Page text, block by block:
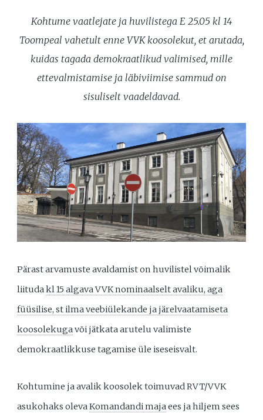
Kohtume vaatlejate ja huvilistega E 25.05 kl 14
Toompeal vahetult enne VVK koosolekut, et arutada,
kuidas tagada demokraatlikud valimised, mille
ettevalmistamise ja läbiviimise sammud on
sisuliselt vaadeldavad.
Pärast arvamuste avaldamist on huvilistel võimalik
liitudakl 15 algava VVK nominaalselt avaliku, aga
füüsilise, st ilma veebiülekande ja järelvaatamiseta
koosolekuga või jätkata arutelu valimiste
demokraatlikkuse tagamise üle iseseisvalt.
Kohtumine ja avalik koosolek toimuvad RVT/VVK
asukohaks olevaKomandandi majaees ja hiljem sees